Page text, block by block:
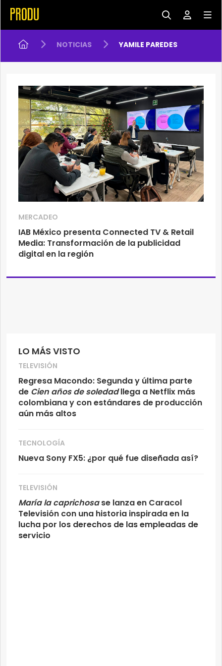
NOTICIAS YAMILE PAREDES
LO MÁS VISTO
TELEVISIÓN
Regresa Macondo: Segunda y última parte
de Cien años de soledadllega a Netflix más
colombiana y con estándares de producción
aún más altos
TECNOLOGÍA
Nueva Sony FX5: ¿por qué fue diseñada así?
TELEVISIÓN
María la caprichosase lanza en Caracol
Televisión con una historia inspirada en la
lucha por los derechos de las empleadas de
servicio
MERCADEO
IAB México presenta Connected TV & Retail
Media: Transformación de la publicidad
digital en la región